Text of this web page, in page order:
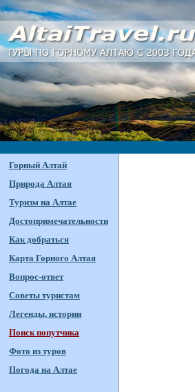
Горный Алтай
Природа Алтая
Туризм на Алтае
Достопримечательности
Как добраться
Карта Горного Алтая
Вопрос-ответ
Советы туристам
Легенды, истории
Поиск попутчика
Фото из туров
Погода на Алтае